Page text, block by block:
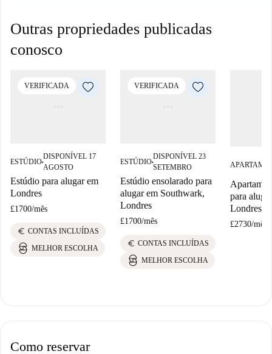
Outras propriedades publicadas
conosco
VERIFICADA
ESTÚDIO■
DISPONÍVEL 17
AGOSTO
Estúdio para alugar em
Londres
£1700/mês
euro CONTAS INCLUÍDAS
MELHOR ESCOLHA
VERIFICADA
ESTÚDIO■
DISPONÍVEL 23
SETEMBRO
Estúdio ensolarado para
alugar em Southwark,
Londres
£1700/mês
euro CONTAS INCLUÍDAS
MELHOR ESCOLHA
para
Londres
£2730/mês
Como reservar